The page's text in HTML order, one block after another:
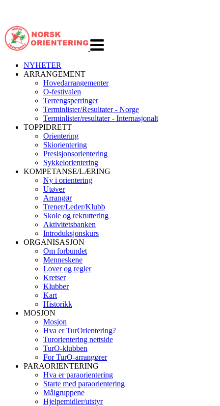
navigasjon
NYHETER
ARRANGEMENT
Hovedarrangementer
O-festivalen
Terrengsperringer
Terminlister/Resultater - Norge
Terminlister/resultater - Internasjonalt
TOPPIDRETT
Orientering
Skiorientering
Presisjonsorientering
Sykkelorientering
KOMPETANSE/LÆRING
Ny i orientering
Utøver
Arrangør
Trener/Leder/Klubb
Skole og rekruttering
Aktivitetsbanken
Introduksjonskurs
ORGANISASJON
Om forbundet
Menneskene
Lover og regler
Kretser
Klubber
Kart
Historikk
MOSJON
Mosjon
Hva er TurOrientering?
Turorientering nettside
TurO-klubben
For TurO-arrangører
PARAORIENTERING
Hva er paraorientering
Starte med paraorientering
Målgruppene
Hjelpemidler/utstyr